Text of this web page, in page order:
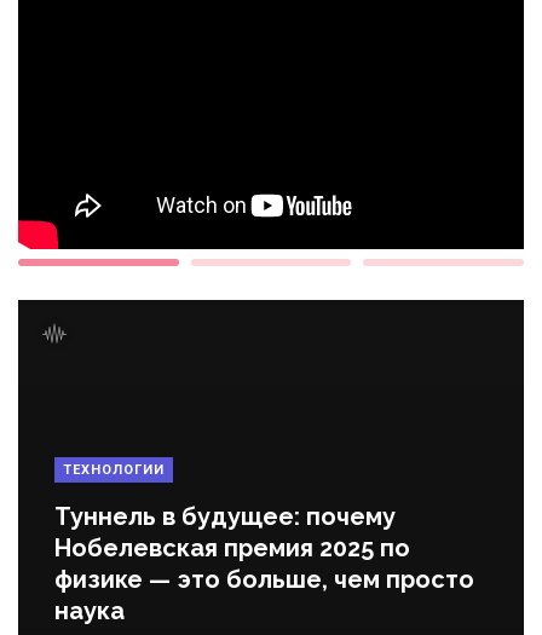
ТЕХНОЛОГИИ
Туннель в будущее: почему
Нобелевская премия 2025 по
физике — это больше, чем просто
наука